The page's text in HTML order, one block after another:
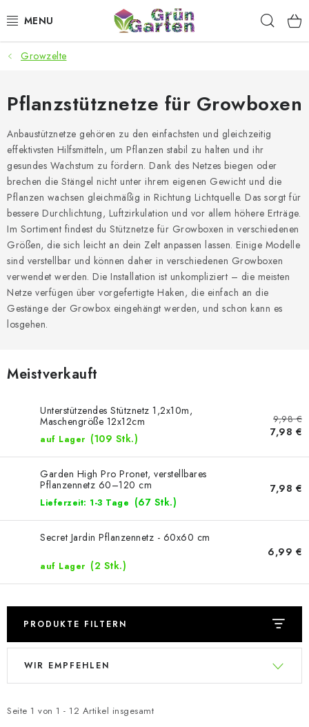
Inhalt
ANGEBOTE
LED PFLANZENLAMPEN
ANBAUBEDARF FÜR DEN HEIMANBAU
AQUARISTIK
MICROGREENS
SMARTER GARTEN
Geschäftsbewertung Kaufberatung AGB
Blog
Kontakt
Datenschutzerklärung Impressum
Growzelte
Pflanzstütznetze für Growboxen
Anbaustütznetze gehören zu den einfachsten und gleichzeitig
effektivsten Hilfsmitteln, um Pflanzen stabil zu halten und ihr
gesundes Wachstum zu fördern. Dank des Netzes biegen oder
brechen die Stängel nicht unter ihrem eigenen Gewicht und die
Pflanzen wachsen gleichmäßig in Richtung Lichtquelle. Das sorgt für
bessere Durchlichtung, Luftzirkulation und vor allem höhere Erträge.
Im Sortiment findest du Stütznetze für Growboxen in verschiedenen
Größen, die sich leicht an dein Zelt anpassen lassen. Einige Modelle
sind verstellbar und können daher in verschiedenen Growboxen
verwendet werden. Die Installation ist unkompliziert – die meisten
Netze verfügen über vorgefertigte Haken, die einfach an die
Gestänge der Growbox eingehängt werden, und schon kann es
losgehen.
Meistverkauft
Unterstützendes Stütznetz 1,2x10m,
Maschengröße 12x12cm
auf Lager (109 Stk.)
9,98 €
7,98 €
Garden High Pro Pronet, verstellbares
Pflanzennetz 60–120 cm
Lieferzeit: 1-3 Tage (67 Stk.)
7,98 €
Secret Jardin Pflanzennetz - 60x60 cm
auf Lager (2 Stk.)
6,99 €
PRODUKTE FILTERN
L
t
Seite 1 von 1 - 12 Artikel insgesamt
P
d
WIR EMPFEHLEN